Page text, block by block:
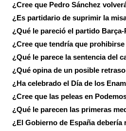
¿Cree que Pedro Sánchez
¿Es partidario de suprimir la
¿Qué le pareció el partido Barça-
¿Cree que tendría que
¿Qué le parece la sentencia del
¿Qué opina de un posible
¿Ha celebrado el Día de los
¿Cree que las peleas en
¿Qué le parecen las primeras
¿El Gobierno de España